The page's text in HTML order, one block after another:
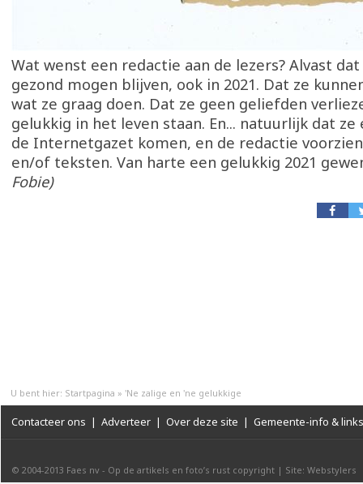
Wat wenst een redactie aan de lezers? Alvast
gezond mogen blijven, ook in 2021. Dat ze
wat ze graag doen. Dat ze geen geliefden
gelukkig in het leven staan. En... natuurlijk dat ze
de Internetgazet komen, en de redactie
en/of teksten. Van harte een gelukkig 2021
Fobie)
U bent hier: Startpagina » 'Ne zalige en 'ne gelukkige
Contacteer ons | Adverteer | Over deze site | Gemeente-info & links
© 2004-2013 Faes nv - Op de artikels en foto’s rust copyright | Site: Webstylers